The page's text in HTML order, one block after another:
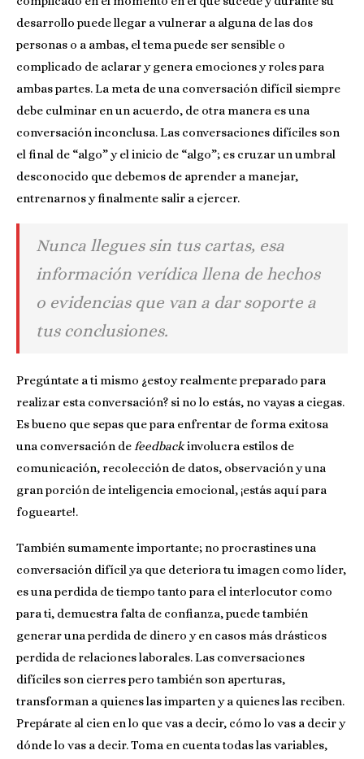
desarrollo puede llegar a vulnerar a alguna de las dos
personas o a ambas, el tema puede ser sensible o
complicado de aclarar y genera emociones y roles para
ambas partes. La meta de una conversación difícil siempre
debe culminar en un acuerdo, de otra manera es una
conversación inconclusa. Las conversaciones difíciles son
el final de “algo” y el inicio de “algo”; es cruzar un umbral
desconocido que debemos de aprender a manejar,
entrenarnos y finalmente salir a ejercer.
Nunca llegues sin tus cartas, esa
información verídica llena de hechos
o evidencias que van a dar soporte a
tus conclusiones.
Pregúntate a ti mismo ¿estoy realmente preparado para
realizar esta conversación? si no lo estás, no vayas a ciegas.
Es bueno que sepas que para enfrentar de forma exitosa
una conversación defeedbackinvolucra estilos de
comunicación, recolección de datos, observación y una
gran porción de inteligencia emocional, ¡estás aquí para
foguearte!.
También sumamente importante; no procrastines una
conversación difícil ya que deteriora tu imagen como líder,
es una perdida de tiempo tanto para el interlocutor como
para ti, demuestra falta de confianza, puede también
generar una perdida de dinero y en casos más drásticos
perdida de relaciones laborales. Las conversaciones
difíciles son cierres pero también son aperturas,
transforman a quienes las imparten y a quienes las reciben.
Prepárate al cien en lo que vas a decir, cómo lo vas a decir y
dónde lo vas a decir. Toma en cuenta todas las variables,